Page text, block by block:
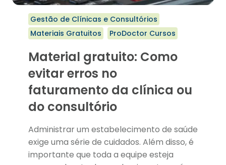
Gestão de Clínicas e Consultórios
Materiais Gratuitos
ProDoctor Cursos
Material gratuito: Como
evitar erros no
faturamento da clínica ou
do consultório
Administrar um estabelecimento de saúde
exige uma série de cuidados. Além disso, é
importante que toda a equipe esteja